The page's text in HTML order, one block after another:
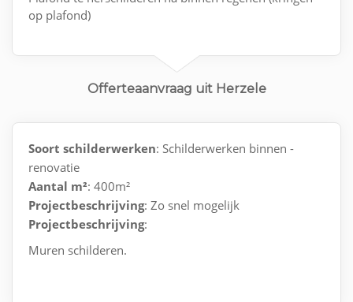
op plafond)
Offerteaanvraag uit Herzele
Soort schilderwerken: Schilderwerken binnen -
renovatie
Aantal m²: 400m²
Projectbeschrijving: Zo snel mogelijk
Projectbeschrijving:
Muren schilderen.